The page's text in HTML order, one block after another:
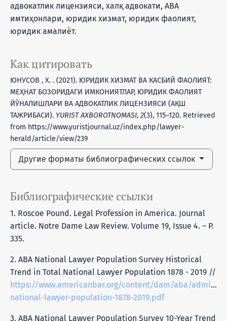
адвокатлик лицензияси, халқ адвокати, АВА
имтиҳонлари, юридик хизмат, юридик фаолият,
юридик амалиёт.
Как цитировать
ЮНУСОВ , Х. . (2021). ЮРИДИК ХИЗМАТ ВА КАСБИЙ ФАОЛИЯТ:
МЕҲНАТ БОЗОРИДАГИ ИМКОНИЯТЛАР, ЮРИДИК ФАОЛИЯТ
ЙЎНАЛИШЛАРИ ВА АДВОКАТЛИК ЛИЦЕНЗИЯСИ (АҚШ
ТАЖРИБАСИ). YURIST AXBOROTNOMASI, 2(3), 115–120. Retrieved
from https://www.yuristjournal.uz/index.php/lawyer-
herald/article/view/239
Другие форматы библиографических ссылок
Библиографические ссылки
1. Roscoe Pound. Legal Profession in America. Journal
article. Notre Dame Law Review. Volume 19, Issue 4. – P.
335.
2. ABA National Lawyer Population Survey Historical
Trend in Total National Lawyer Population 1878 - 2019 //
https://www.americanbar.org/content/dam/aba/
national-lawyer-population-1878-2019.pdf
3. ABA National Lawyer Population Survey 10-Year Trend